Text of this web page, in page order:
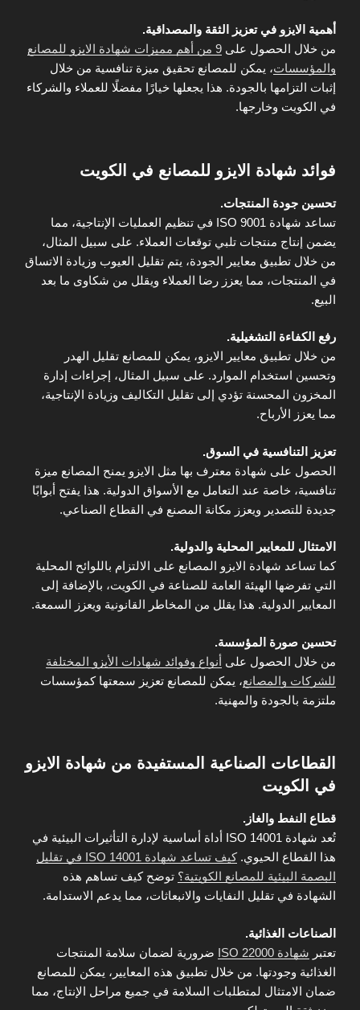
أهمية الايزو في تعزيز الثقة والمصداقية.
من خلال الحصول على
9 من أهم مميزات شهادة الايزو للمصانع
والمؤسسات، يمكن للمصانع تحقيق ميزة تنافسية من خلال
إثبات التزامها بالجودة. هذا يجعلها خيارًا مفضلًا للعملاء والشركاء
في الكويت وخارجها.
فوائد شهادة الايزو للمصانع في الكويت
تحسين جودة المنتجات.
تساعد شهادة ISO 9001 في تنظيم العمليات الإنتاجية، مما
يضمن إنتاج منتجات تلبي توقعات العملاء. على سبيل المثال،
من خلال تطبيق معايير الجودة، يتم تقليل العيوب وزيادة الاتساق
في المنتجات، مما يعزز رضا العملاء ويقلل من شكاوى ما بعد
البيع.
رفع الكفاءة التشغيلية.
من خلال تطبيق معايير الايزو، يمكن للمصانع تقليل الهدر
وتحسين استخدام الموارد. على سبيل المثال، إجراءات إدارة
المخزون المحسنة تؤدي إلى تقليل التكاليف وزيادة الإنتاجية،
مما يعزز الأرباح.
تعزيز التنافسية في السوق.
الحصول على شهادة معترف بها مثل الايزو يمنح المصانع ميزة
تنافسية، خاصة عند التعامل مع الأسواق الدولية. هذا يفتح أبوابًا
جديدة للتصدير ويعزز مكانة المصنع في القطاع الصناعي.
الامتثال للمعايير المحلية والدولية.
كما تساعد شهادة الايزو المصانع على الالتزام باللوائح المحلية
التي تفرضها الهيئة العامة للصناعة في الكويت، بالإضافة إلى
المعايير الدولية. هذا يقلل من المخاطر القانونية ويعزز السمعة.
تحسين صورة المؤسسة.
من خلال الحصول على أنواع وفوائد شهادات الأيزو المختلفة
للشركات والمصانع، يمكن للمصانع تعزيز سمعتها كمؤسسات
ملتزمة بالجودة والمهنية.
القطاعات الصناعية المستفيدة من شهادة الايزو
في الكويت
قطاع النفط والغاز.
تُعد شهادة ISO 14001 أداة أساسية لإدارة التأثيرات البيئية في
هذا القطاع الحيوي.
كيف تساعد شهادة ISO 14001 في تقليل
البصمة البيئية للمصانع الكويتية؟ توضح كيف تساهم هذه
الشهادة في تقليل النفايات والانبعاثات، مما يدعم الاستدامة.
الصناعات الغذائية.
تعتبر شهادة ISO 22000
ضرورية لضمان سلامة المنتجات
الغذائية وجودتها. من خلال تطبيق هذه المعايير، يمكن للمصانع
ضمان الامتثال لمتطلبات السلامة في جميع مراحل الإنتاج، مما